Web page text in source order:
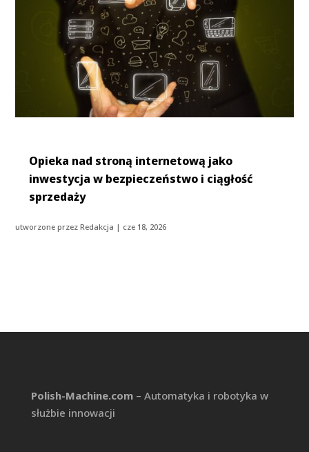
Opieka nad stroną internetową jako
inwestycja w bezpieczeństwo i ciągłość
sprzedaży
utworzone przezRedakcja | cze 18, 2026
Polish-Machine.com– Automatyka i robotyka w
służbie innowacji